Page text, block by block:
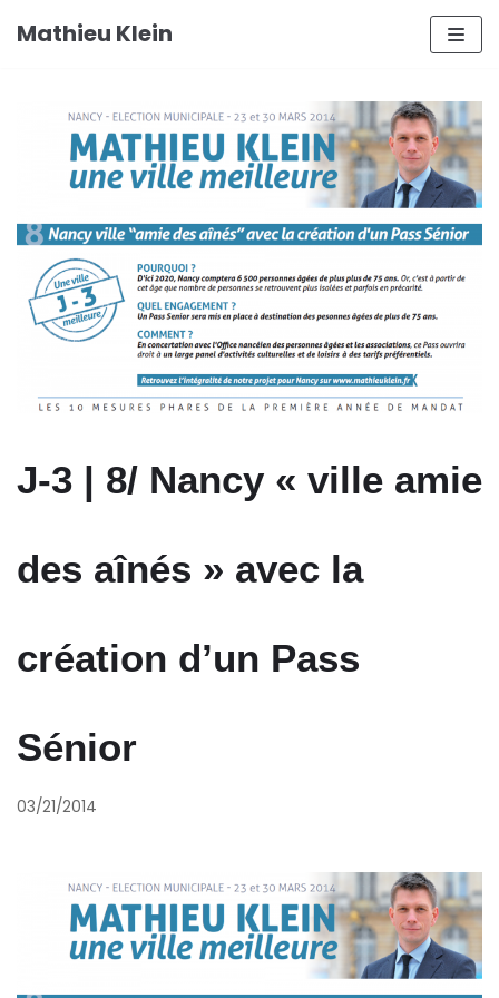
Aller
Mathieu Klein
J-3 | 8/ Nancy « ville amie
des aînés » avec la
création d’un Pass
Sénior
03/21/2014